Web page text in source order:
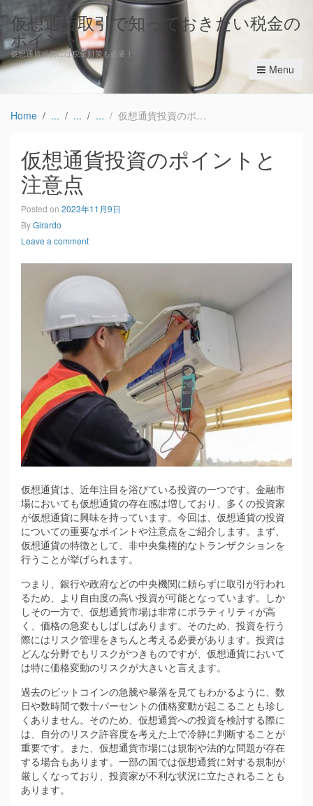
仮想通貨取引で知っておきたい税金の
ポイント
仮想通貨投資には税金対策も必要！
Menu
Home 仮想通貨投資のポイントと注意点
仮想通貨投資のポイントと
注意点
Posted on 2023年11月9日
ByGirardo
Leave a comment
仮想通貨は、近年注目を浴びている投資の一つです。 金融市
場においても仮想通貨の存在感は増しており、多くの投資家
が仮想通貨に興味を持っています。今回は、仮想通貨の投資
についての重要なポイントや注意点をご紹介します。まず、
仮想通貨の特徴として、非中央集権的なトランザクションを
行うことが挙げられます。
つまり、銀行や政府などの中央機関に頼らずに取引が行われ
るため、より自由度の高い投資が可能となっています。しか
しその一方で、仮想通貨市場は非常にボラティリティが高
く、価格の急変もしばしばあります。そのため、投資を行う
際にはリスク管理をきちんと考える必要があります。投資は
どんな分野でもリスクがつきものですが、仮想通貨において
は特に価格変動のリスクが大きいと言えます。
過去のビットコインの急騰や暴落を見てもわかるように、数
日や数時間で数十パーセントの価格変動が起こることも珍し
くありません。そのため、仮想通貨への投資を検討する際に
は、自分のリスク許容度を考えた上で冷静に判断することが
重要です。また、仮想通貨市場には規制や法的な問題が存在
する場合もあります。一部の国では仮想通貨に対する規制が
厳しくなっており、投資家が不利な状況に立たされることも
あります。